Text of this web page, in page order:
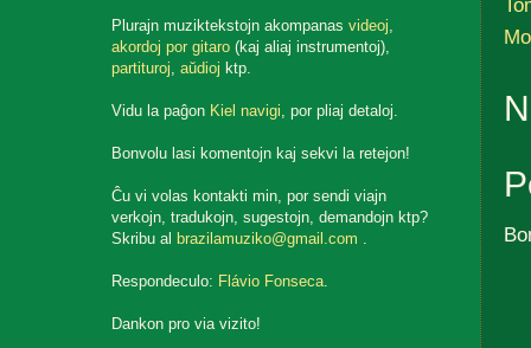
Plurajn muziktekstojn akompanasvideoj,
akordoj por gitaro (kaj aliaj instrumentoj),
partituroj,aŭdioj ktp.
Vidu la paĝon Kiel navigi, por pliaj detaloj.
Bonvolu lasi komentojn kaj sekvi la retejon!
Ĉu vi volas kontakti min, por sendi viajn
verkojn, tradukojn, sugestojn, demandojn ktp?
Skribu al brazilamuziko@gmail.com .
Respondeculo: Flávio Fonseca.
Dankon pro via vizito!